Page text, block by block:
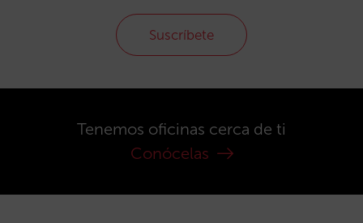
Suscríbete
Tenemos oficinas cerca de ti
Conócelas